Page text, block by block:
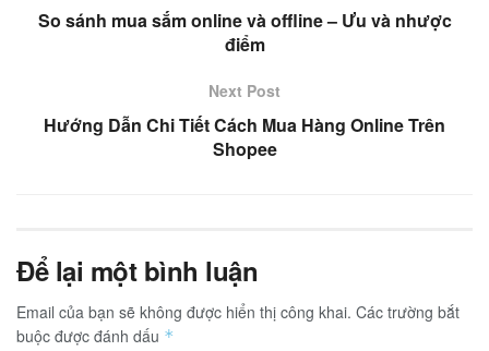
So sánh mua sắm online và offline – Ưu và nhược
điểm
Next Post
Hướng Dẫn Chi Tiết Cách Mua Hàng Online Trên
Shopee
Để lại một bình luận
Email của bạn sẽ không được hiển thị công khai. Các trường bắt
buộc được đánh dấu *